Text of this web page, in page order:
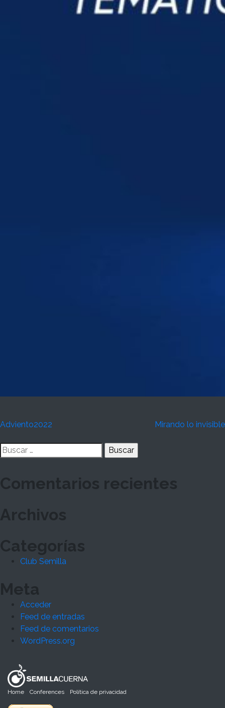
Navegación
de
Adviento2022 Mirando lo invisible
Buscar:
Comentarios recientes
Archivos
Categorías
Club Semilla
Meta
Acceder
Feed de entradas
Feed de comentarios
WordPress.org
Home Conferences Política de privacidad